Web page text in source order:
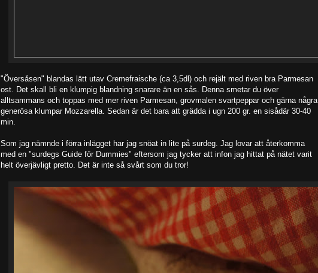
"Översåsen" blandas lätt utav Cremefraische (ca 3,5dl) och rejält med riven bra Parmesan
ost. Det skall bli en klumpig blandning snarare än en sås. Denna smetar du över
alltsammans och toppas med mer riven Parmesan, grovmalen svartpeppar och gärna några
generösa klumpar Mozzarella. Sedan är det bara att grädda i ugn 200 gr. en sisådär 30-40
min.
Som jag nämnde i förra inlägget har jag snöat in lite på surdeg. Jag lovar att återkomma
med en "surdegs Guide för Dummies" eftersom jag tycker att infon jag hittat på nätet varit
helt överjävligt pretto. Det är inte så svårt som du tror!